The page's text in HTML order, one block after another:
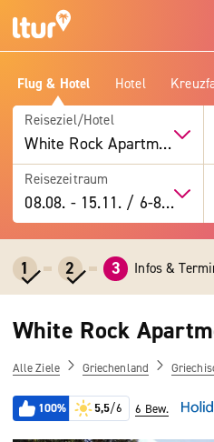
Flug & Hotel Hotel
Reiseziel/Hotel
White Rock Apartments
Reisezeitraum
08.08. -15.11. / 6-8 Tage
1 2 3 Infos &
White Rock
Alle Ziele Griechenland
100% 5,5/6 6 Bew.